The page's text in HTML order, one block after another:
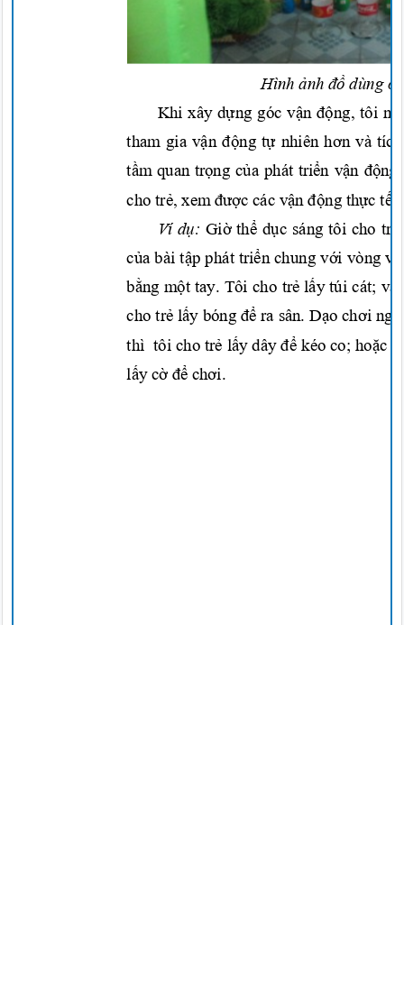
Hìnhảnh đồ dùngở
Khi xâydựng gócvận động,tôi
tham giavận động tự nhiênhơnvà
tầmquantrọng củapháttriển vận
chotrẻ,xemđượccác vận động thực tế
Vídụ:Giờ thể dục sáng tôi cho
củabàitậppháttriểnchungvới vòng
bằng mộttay. Tôi cho trẻ lấytúi cát;
chotrẻ lấy bóng đểra sân.Dạo chơi
thì tôi chotrẻ lấydâyđểkéo co;hoặc
lấy cờ để chơi.